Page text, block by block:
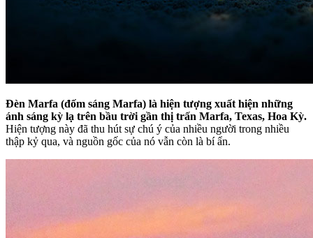
Đèn Marfa (đốm sáng Marfa) là hiện tượng xuất hiện những
ánh sáng kỳ lạ trên bầu trời gần thị trấn Marfa, Texas, Hoa Kỳ.
Hiện tượng này đã thu hút sự chú ý của nhiều người trong nhiều
thập kỷ qua, và nguồn gốc của nó vẫn còn là bí ẩn.